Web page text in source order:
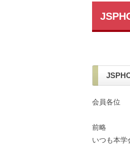
会員各位
前略
いつも本学